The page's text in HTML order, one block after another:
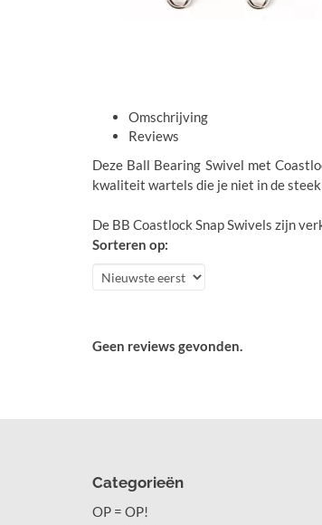
Omschrijving
Reviews
Deze Ball Bearing Swivel met
kwaliteit wartels die je niet in de
De BB Coastlock Snap Swivels zijn
Sorteren op:
Geen reviews gevonden.
Categorieën
OP = OP!